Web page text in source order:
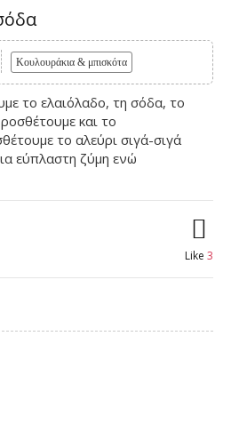
Κουλουράκια & μπισκότα
το ελαιόλαδο, τη σόδα, το
και το
το αλεύρι σιγά-σιγά
εύπλαστη ζύμη ενώ
Like 3